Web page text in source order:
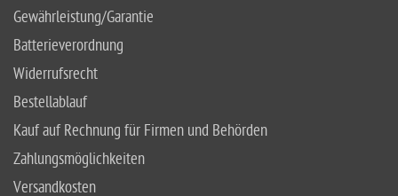
Gewährleistung/Garantie
Batterieverordnung
Widerrufsrecht
Bestellablauf
Kauf auf Rechnung für Firmen und Behörden
Zahlungsmöglichkeiten
Versandkosten